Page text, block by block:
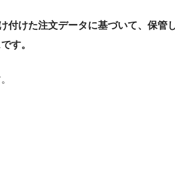
付けた注文データに基づいて、保管
す。